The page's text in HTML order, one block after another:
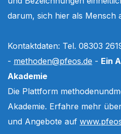
darum, sich hier als Mensch
Kontaktdaten: Tel. 08303
- methoden@pfeos.de - Ein
Akademie
Die Plattform
Akademie. Erfahre mehr
und Angebote auf